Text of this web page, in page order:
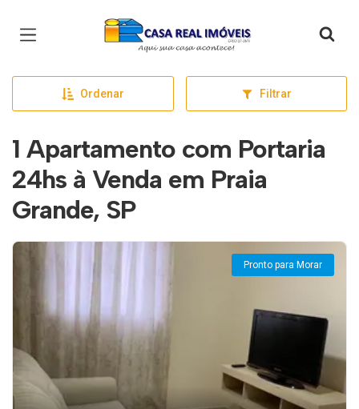
Página inicial
Ordenar Filtrar
1 Apartamento com Portaria
24hs à Venda em Praia
Grande, SP
Pronto para Morar